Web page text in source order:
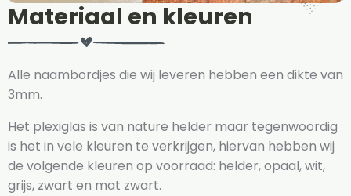
Materiaal en kleuren
Alle naambordjes die wij leveren hebben een dikte van
3mm.
Het plexiglas is van nature helder maar tegenwoordig
is het in vele kleuren te verkrijgen, hiervan hebben wij
de volgende kleuren op voorraad: helder, opaal, wit,
grijs, zwart en mat zwart.